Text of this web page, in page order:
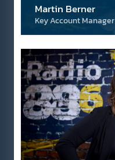
Martin Berner
Key Account Manager